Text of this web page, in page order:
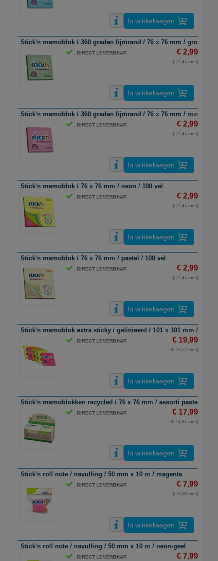
In winkelwagen
Stick'n memoblok / 360 graden lijmrand / 76 x 76 mm / groen /
DIRECT LEVERBAAR € 2,99
(€ 2,47 excl)
In winkelwagen
Stick'n memoblok / 360 graden lijmrand / 76 x 76 mm / roze / 100
DIRECT LEVERBAAR € 2,99
(€ 2,47 excl)
In winkelwagen
Stick'n memoblok / 76 x 76 mm / neon / 100 vel
DIRECT LEVERBAAR € 2,99
(€ 2,47 excl)
In winkelwagen
Stick'n memoblok / 76 x 76 mm / pastel / 100 vel
DIRECT LEVERBAAR € 2,99
(€ 2,47 excl)
In winkelwagen
Stick'n memoblok extra sticky / gelinieerd / 101 x 101 mm / neon
DIRECT LEVERBAAR € 19,99
(€ 16,52 excl)
In winkelwagen
Stick'n memoblokken recycled / 76 x 76 mm / assorti
DIRECT LEVERBAAR € 17,99
(€ 14,87 excl)
In winkelwagen
Stick'n roll note / navulling / 50 mm x 10 m / magenta
DIRECT LEVERBAAR € 7,99
(€ 6,60 excl)
In winkelwagen
Stick'n roll note / navulling / 50 mm x 10 m / neon-geel
DIRECT LEVERBAAR € 7,99